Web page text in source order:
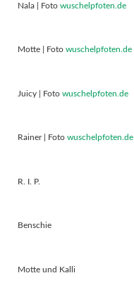
Nala | Foto wuschelpfoten.de
Motte | Foto wuschelpfoten.de
Juicy | Foto wuschelpfoten.de
Rainer | Foto wuschelpfoten.de
R. I. P.
Benschie
Motte und Kalli